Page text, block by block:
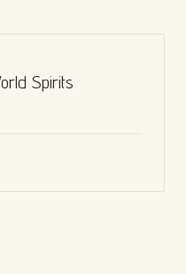
Spirits